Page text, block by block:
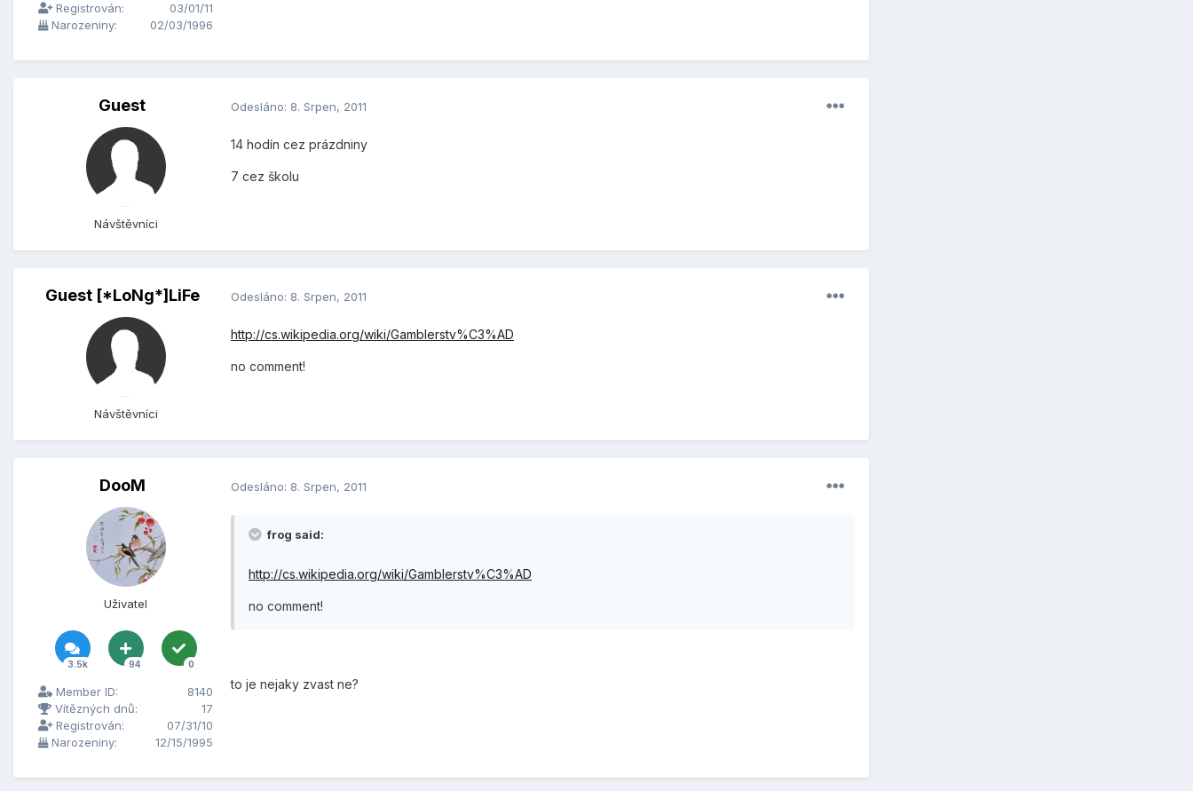
Registrován:
03/01/11
Narozeniny:
02/03/1996
Guest
Návštěvníci
Odesláno: 8. Srpen, 2011
14 hodín cez prázdniny
7 cez školu
Guest [*LoNg*]LiFe
Návštěvníci
Odesláno: 8. Srpen, 2011
http://cs.wikipedia.org/wiki/Gamblerstv%C3%AD
no comment!
DooM
Uživatel
3.5k 94 0
Member ID:
8140
Vítězných dnů:
17
Registrován:
07/31/10
Narozeniny:
12/15/1995
Odesláno: 8. Srpen, 2011
frog said:
http://cs.wikipedia.org/wiki/Gamblerstv%C3%AD
no comment!
to je nejaky zvast ne?